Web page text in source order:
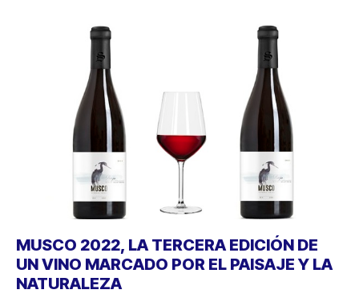
MUSCO 2022, LA TERCERA EDICIÓN DE
UN VINO MARCADO POR EL PAISAJE Y LA
NATURALEZA